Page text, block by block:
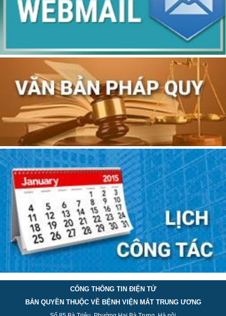
CỔNG THÔNG TIN ĐIỆN TỬ
BẢN QUYỀN THUỘC VỀ BỆNH VIỆN MẮT TRUNG ƯƠNG